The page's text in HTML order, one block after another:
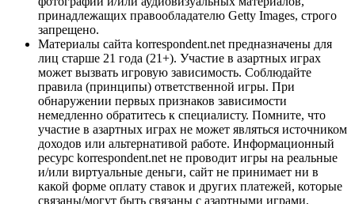
принадлежащих правообладателю Getty Images, строго
запрещено.
Материалы сайта korrespondent.net предназначены для
лиц старше 21 года (21+). Участие в азартных играх
может вызвать игровую зависимость. Соблюдайте
правила (принципы) ответственной игры. При
обнаружении первых признаков зависимости
немедленно обратитесь к специалисту. Помните, что
участие в азартных играх не может являться источником
доходов или альтернативой работе. Информационный
ресурс korrespondent.net не проводит игры на реальные
и/или виртуальные деньги, сайт не принимает ни в
какой форме оплату ставок и других платежей, которые
связаны/могут быть связаны с азартными играми,